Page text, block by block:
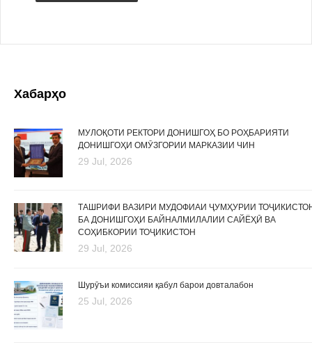
Хабарҳо
МУЛОҚОТИ РЕКТОРИ ДОНИШГОҲ БО РОҲБАРИЯТИ
ДОНИШГОҲИ ОМӮЗГОРИИ МАРКАЗИИ ЧИН
29 Jul, 2026
ТАШРИФИ ВАЗИРИ МУДОФИАИ ҶУМҲУРИИ
БА ДОНИШГОҲИ БАЙНАЛМИЛАЛИИ САЙЁҲӢ ВА
СОҲИБКОРИИ ТОҶИКИСТОН
29 Jul, 2026
Шурӯъи комиссияи қабул барои довталабон
25 Jul, 2026